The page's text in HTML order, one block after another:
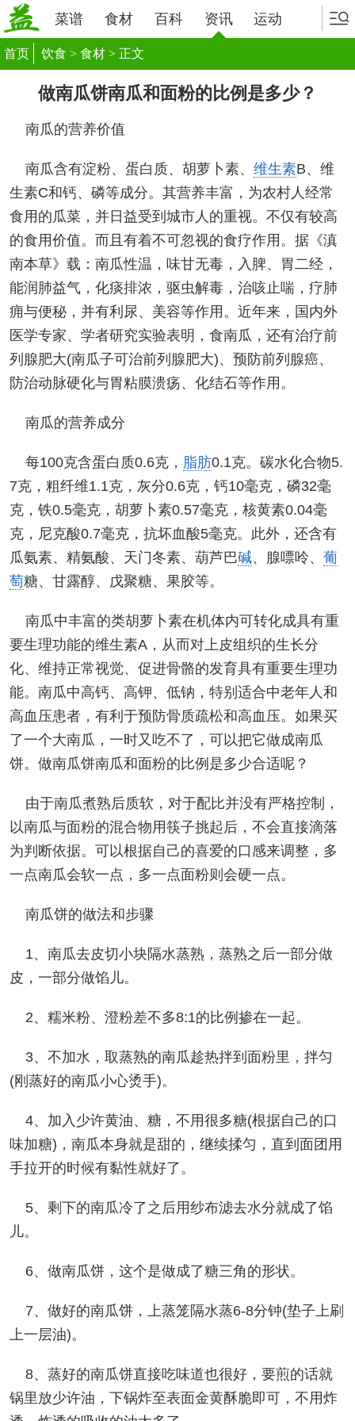
菜谱 食材 百科 资讯 运动
首页 饮食 > 食材 > 正文
做南瓜饼南瓜和面粉的比例是多少？
南瓜的营养价值
南瓜含有淀粉、蛋白质、胡萝卜素、 维生素B、维
生素C和钙、磷等成分。其营养丰富，为农村人经常
食用的瓜菜，并日益受到城市人的重视。不仅有较高
的食用价值。而且有着不可忽视的食疗作用。据《滇
南本草》载：南瓜性温，味甘无毒，入脾、胃二经，
能润肺益气，化痰排浓，驱虫解毒，治咳止喘，疗肺
痈与便秘，并有利尿、美容等作用。近年来，国内外
医学专家、学者研究实验表明，食南瓜，还有治疗前
列腺肥大(南瓜子可治前列腺肥大)、预防前列腺癌、
防治动脉硬化与胃粘膜溃疡、化结石等作用。
南瓜的营养成分
每100克含蛋白质0.6克， 脂肪0.1克。碳水化合物5.
7克，粗纤维1.1克，灰分0.6克，钙10毫克，磷32毫
克，铁0.5毫克，胡萝卜素0.57毫克，核黄素0.04毫
克，尼克酸0.7毫克，抗坏血酸5毫克。此外，还含有
瓜氨素、精氨酸、天门冬素、葫芦巴碱、腺嘌呤、 葡
萄糖、甘露醇、戊聚糖、果胶等。
南瓜中丰富的类胡萝卜素在机体内可转化成具有重
要生理功能的维生素A，从而对上皮组织的生长分
化、维持正常视觉、促进骨骼的发育具有重要生理功
能。南瓜中高钙、高钾、低钠，特别适合中老年人和
高血压患者，有利于预防骨质疏松和高血压。如果买
了一个大南瓜，一时又吃不了，可以把它做成南瓜
饼。做南瓜饼南瓜和面粉的比例是多少合适呢？
由于南瓜煮熟后质软，对于配比并没有严格控制，
以南瓜与面粉的混合物用筷子挑起后，不会直接滴落
为判断依据。可以根据自己的喜爱的口感来调整，多
一点南瓜会软一点，多一点面粉则会硬一点。
南瓜饼的做法和步骤
1、南瓜去皮切小块隔水蒸熟，蒸熟之后一部分做
皮，一部分做馅儿。
2、糯米粉、澄粉差不多8:1的比例掺在一起。
3、不加水，取蒸熟的南瓜趁热拌到面粉里，拌匀
(刚蒸好的南瓜小心烫手)。
4、加入少许黄油、糖，不用很多糖(根据自己的口
味加糖)，南瓜本身就是甜的，继续揉匀，直到面团用
手拉开的时候有黏性就好了。
5、剩下的南瓜冷了之后用纱布滤去水分就成了馅
儿。
6、做南瓜饼，这个是做成了糖三角的形状。
7、做好的南瓜饼，上蒸笼隔水蒸6-8分钟(垫子上刷
上一层油)。
8、蒸好的南瓜饼直接吃味道也很好，要煎的话就
锅里放少许油，下锅炸至表面金黄酥脆即可，不用炸